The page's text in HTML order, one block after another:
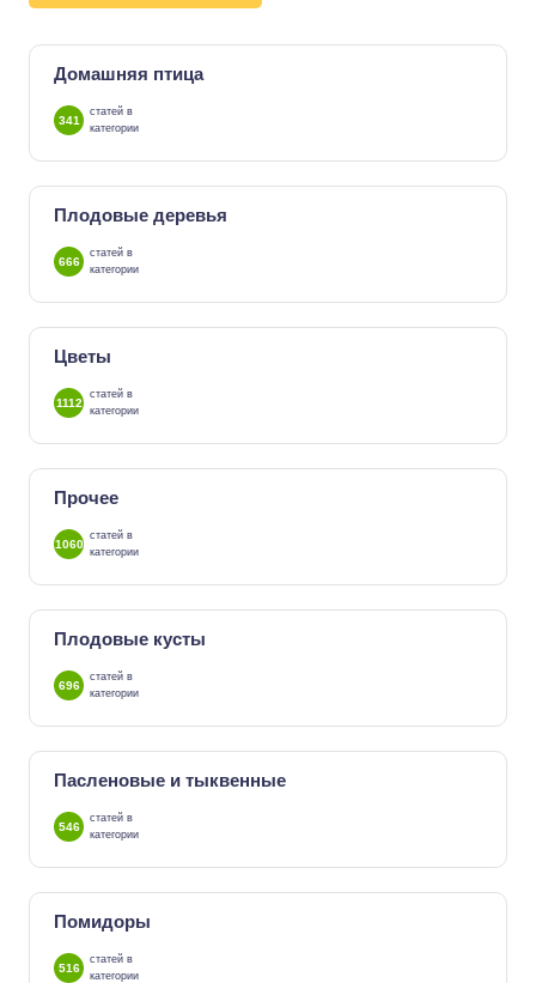
Домашняя птица
341
статей в
категории
Плодовые деревья
666
статей в
категории
Цветы
1112
статей в
категории
Прочее
1060
статей в
категории
Плодовые кусты
696
статей в
категории
Пасленовые и тыквенные
546
статей в
категории
Помидоры
516
статей в
категории